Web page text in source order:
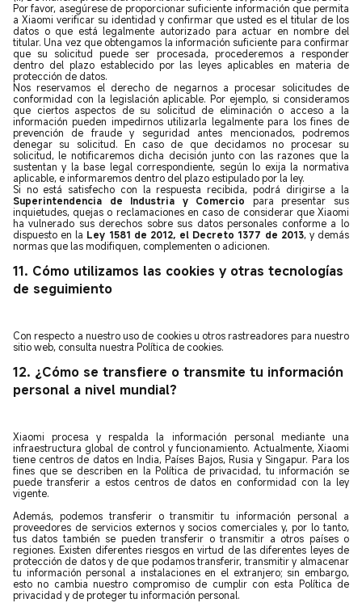
Por favor, asegúrese de proporcionar suficiente información que permita
a Xiaomi verificar su identidad y confirmar que usted es el titular de los
datos o que está legalmente autorizado para actuar en nombre del
titular. Una vez que obtengamos la información suficiente para confirmar
que su solicitud puede ser procesada, procederemos a responder
dentro del plazo establecido por las leyes aplicables en materia de
protección de datos.
Nos reservamos el derecho de negarnos a procesar solicitudes de
conformidad con la legislación aplicable. Por ejemplo, si consideramos
que ciertos aspectos de su solicitud de eliminación o acceso a la
información pueden impedirnos utilizarla legalmente para los fines de
prevención de fraude y seguridad antes mencionados, podremos
denegar su solicitud. En caso de que decidamos no procesar su
solicitud, le notificaremos dicha decisión junto con las razones que la
sustentan y la base legal correspondiente, según lo exija la normativa
aplicable, e informaremos dentro del plazo estipulado por la ley.
Si no está satisfecho con la respuesta recibida, podrá dirigirse a la
Superintendencia de Industria y Comercio para presentar sus
inquietudes, quejas o reclamaciones en caso de considerar que Xiaomi
ha vulnerado sus derechos sobre sus datos personales conforme a lo
dispuesto en la Ley 1581 de 2012, el Decreto 1377 de 2013, y demás
normas que las modifiquen, complementen o adicionen.
11. Cómo utilizamos las cookies y otras tecnologías
de seguimiento
Con respecto a nuestro uso de cookies u otros rastreadores para nuestro
sitio web, consulta nuestra Política de cookies.
12. ¿Cómo se transfiere o transmite tu información
personal a nivel mundial?
Xiaomi procesa y respalda la información personal mediante una
infraestructura global de control y funcionamiento. Actualmente, Xiaomi
tiene centros de datos en India, Países Bajos, Rusia y Singapur. Para los
fines que se describen en la Política de privacidad, tu información se
puede transferir a estos centros de datos en conformidad con la ley
vigente.
Además, podemos transferir o transmitir tu información personal a
proveedores de servicios externos y socios comerciales y, por lo tanto,
tus datos también se pueden transferir o transmitir a otros países o
regiones. Existen diferentes riesgos en virtud de las diferentes leyes de
protección de datos y de que podamos transferir, transmitir y almacenar
tu información personal a instalaciones en el extranjero; sin embargo,
esto no cambia nuestro compromiso de cumplir con esta Política de
privacidad y de proteger tu información personal.